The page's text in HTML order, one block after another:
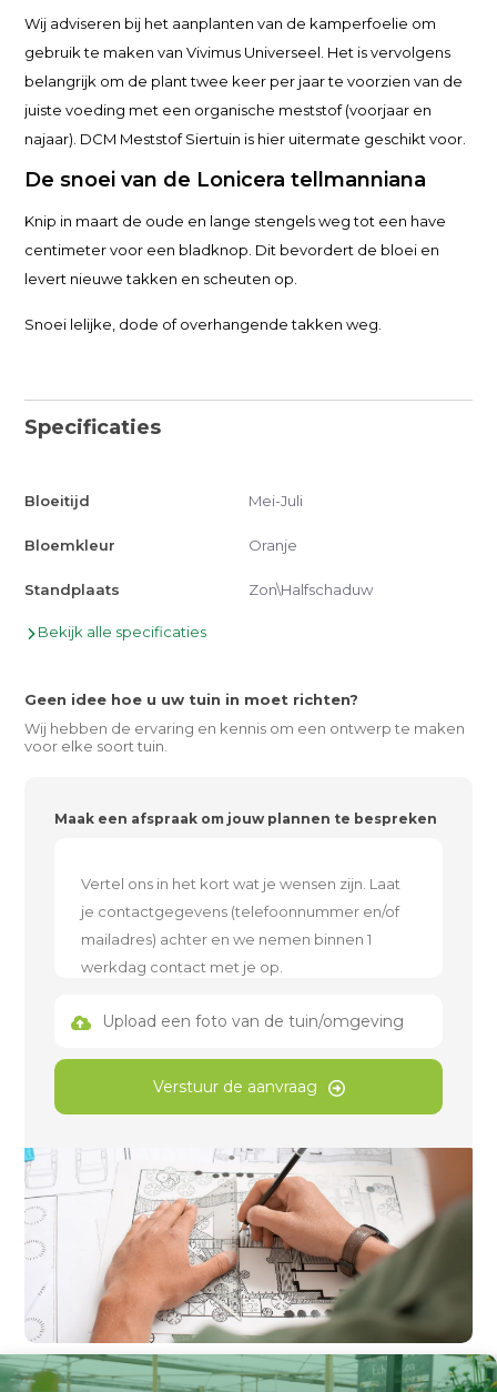
Wij adviseren bij het aanplanten van de kamperfoelie om
gebruik te maken van Vivimus Universeel. Het is vervolgens
belangrijk om de plant twee keer per jaar te voorzien van de
juiste voeding met een organische meststof (voorjaar en
najaar). DCM Meststof Siertuin is hier uitermate geschikt voor.
De snoei van de Lonicera tellmanniana
Knip in maart de oude en lange stengels weg tot een have
centimeter voor een bladknop. Dit bevordert de bloei en
levert nieuwe takken en scheuten op.
Snoei lelijke, dode of overhangende takken weg.
Specificaties
Bloeitijd Mei-Juli
Bloemkleur Oranje
Standplaats Zon\Halfschaduw
Bekijk alle specificaties
Geen idee hoe u uw tuin in moet richten?
Wij hebben de ervaring en kennis om een ontwerp te maken
voor elke soort tuin.
Maak een afspraak om jouw plannen te bespreken
Upload een foto van de tuin/omgeving
Verstuur de aanvraag